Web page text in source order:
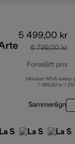
5 499,00 kr
6 799,00 kr
Foreslått pris
Inkludert MVA-beløp
1 099,80 kr (
Sammenlign